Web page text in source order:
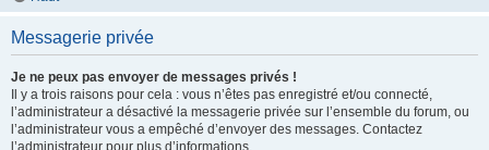
Messagerie privée
Je ne peux pas envoyer de messages privés !
Il y a trois raisons pour cela : vous n’êtes pas enregistré et/ou connecté,
l’administrateur a désactivé la messagerie privée sur l’ensemble du forum, ou
l’administrateur vous a empêché d’envoyer des messages. Contactez
l’administrateur pour plus d’informations.